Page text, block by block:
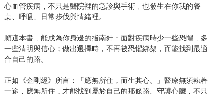
心血管疾病，不只是醫院裡的急診與手術，也發生在你我的餐
桌、呼吸、日常步伐與情緒裡。
願這本書，能成為你身邊的指南針：面對疾病時少一些恐懼，多
一些清明與信心；做出選擇時，不再被恐懼綁架，而能找到最適
合自己的路。
正如《金剛經》所言：「應無所住，而生其心。」醫療無須執著
一途，應無所住，才能找到屬於自己的那條路。守護心臟，不只